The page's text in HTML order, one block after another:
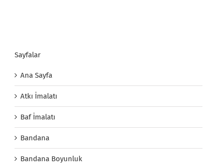
Sayfalar
Ana Sayfa
Atkı İmalatı
Baf İmalatı
Bandana
Bandana Boyunluk